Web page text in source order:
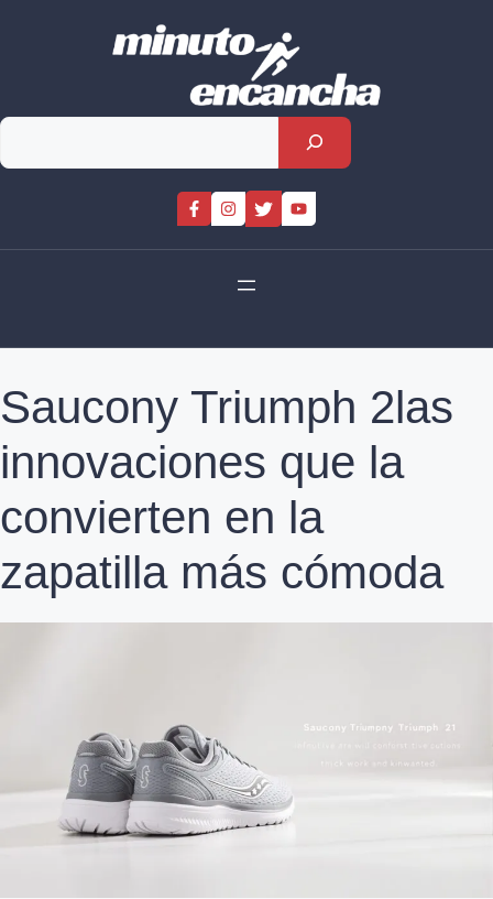
Rechercher
Saucony Triumph 2las
innovaciones que la
convierten en la
zapatilla más cómoda